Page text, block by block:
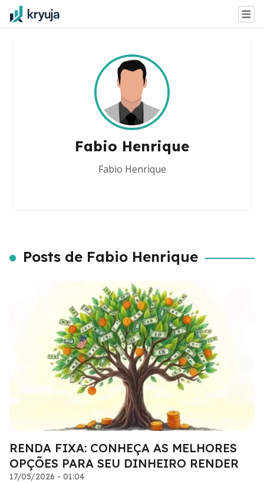
Fabio Henrique
Fabio Henrique
Posts de Fabio Henrique
RENDA FIXA: CONHEÇA AS MELHORES
OPÇÕES PARA SEU DINHEIRO RENDER
17/05/2026 - 01:04